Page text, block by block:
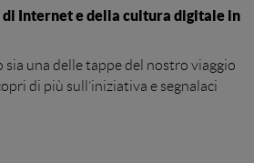
Internet e della cultura digitale in
sia una delle tappe del nostro viaggio
di più sull’iniziativa e segnalaci